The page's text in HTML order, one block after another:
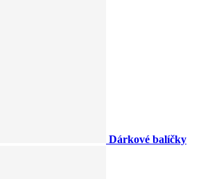
Dárkové balíčky